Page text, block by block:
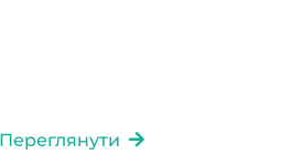
Переглянути